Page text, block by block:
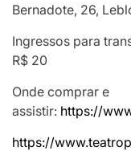
Bernadote, 26,
Ingressos para
R$ 20
Onde comprar e
assistir: https://
https://